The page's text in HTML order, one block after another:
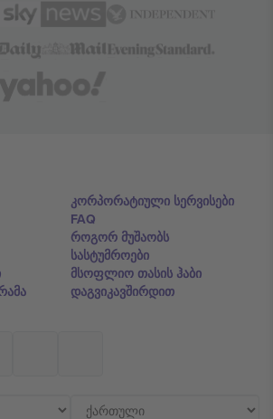
კორპორატიული სერვისები
FAQ
როგორ მუშაობს
სასტუმროები
მსოფლიო თასის ჰაბი
დაგვიკავშირდით